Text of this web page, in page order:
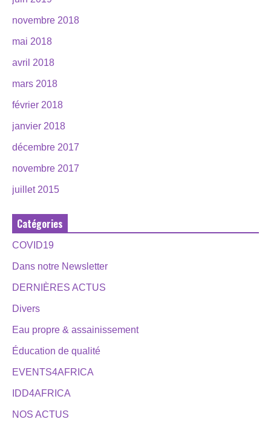
novembre 2018
mai 2018
avril 2018
mars 2018
février 2018
janvier 2018
décembre 2017
novembre 2017
juillet 2015
Catégories
COVID19
Dans notre Newsletter
DERNIÈRES ACTUS
Divers
Eau propre & assainissement
Éducation de qualité
EVENTS4AFRICA
IDD4AFRICA
NOS ACTUS